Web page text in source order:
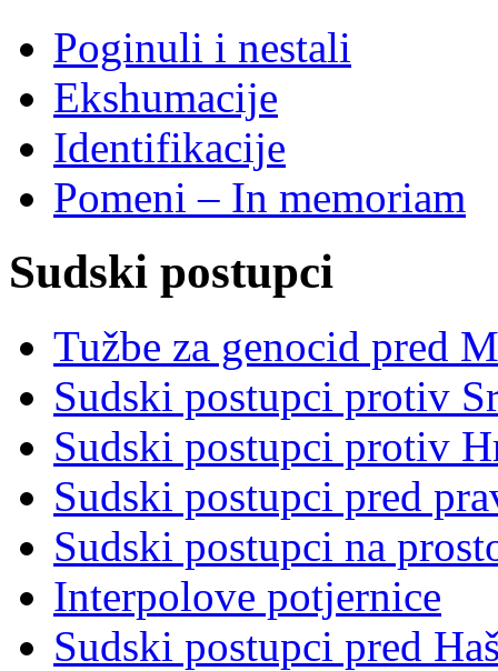
Poginuli i nestali
Ekshumacije
Identifikacije
Pomeni – In memoriam
Sudski postupci
Tužbe za genocid pred
Sudski postupci protiv
Sudski postupci protiv
Sudski postupci pred
Sudski postupci na
Interpolove potjernice
Sudski postupci pred